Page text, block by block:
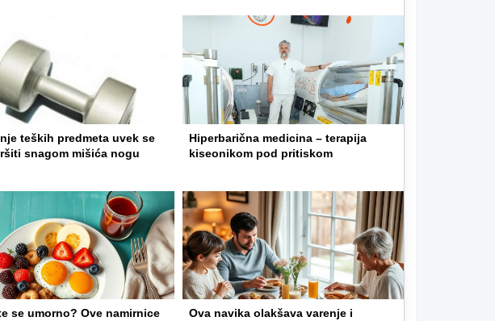
teških predmeta uvek se
snagom mišića nogu
Hiperbarična medicina – terapija
kiseonikom pod pritiskom
se umorno? Ove namirnice
Ova navika olakšava varenje i